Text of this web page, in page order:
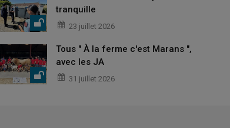
tranquille
23 juillet 2026
Tous " À la ferme c'est Marans ",
avec les JA
31 juillet 2026